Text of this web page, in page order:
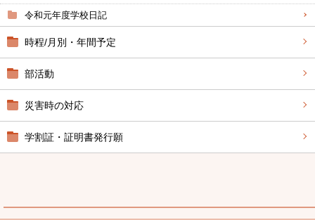
令和元年度学校日記
時程/月別・年間予定
部活動
災害時の対応
学割証・証明書発行願